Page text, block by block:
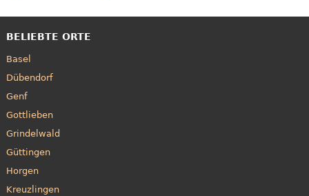
BELIEBTE ORTE
Basel
Dübendorf
Genf
Gottlieben
Grindelwald
Güttingen
Horgen
Kreuzlingen